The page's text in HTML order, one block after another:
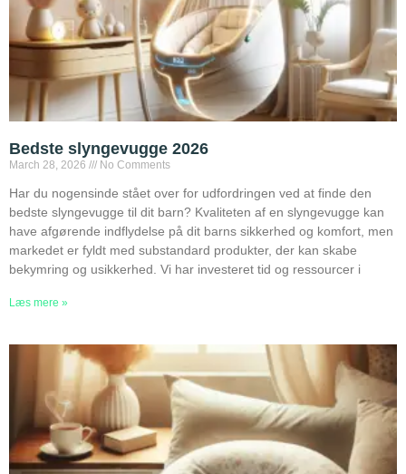
Bedste slyngevugge 2026
March 28, 2026 No Comments
Har du nogensinde stået over for udfordringen ved at finde den
bedste slyngevugge til dit barn? Kvaliteten af en slyngevugge kan
have afgørende indflydelse på dit barns sikkerhed og komfort, men
markedet er fyldt med substandard produkter, der kan skabe
bekymring og usikkerhed. Vi har investeret tid og ressourcer i
Læs mere »